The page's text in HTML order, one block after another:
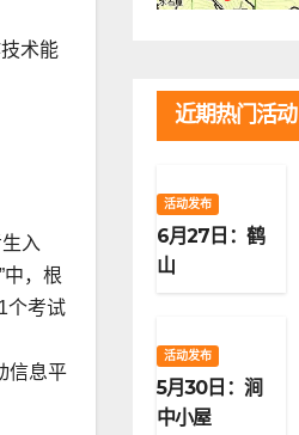
术能
入
中，根
个考试
信息平
近期热门活动
活动发布
6月27日：鹤
山
活动发布
5月30日：涧
中小屋